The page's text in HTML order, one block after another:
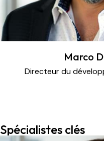
Marco
Directeur du
Spécialistes clés